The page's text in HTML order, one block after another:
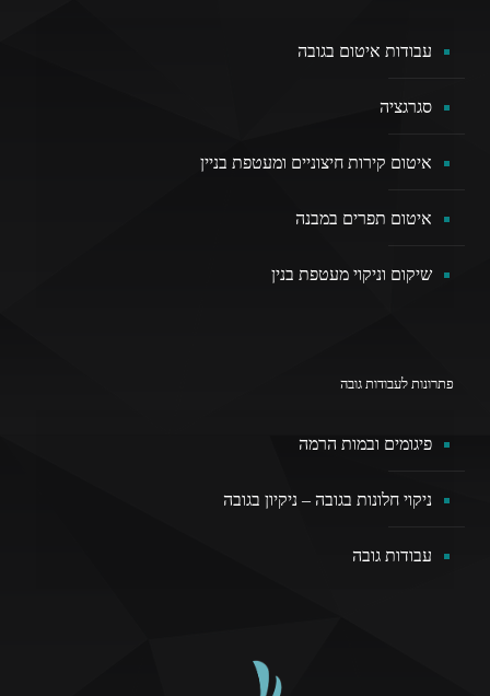
עבודות איטום בגובה
סגרגציה
איטום קירות חיצוניים ומעטפת בניין
איטום תפרים במבנה
שיקום וניקוי מעטפת בנין
פתרונות לעבודות גובה
פיגומים ובמות הרמה
ניקוי חלונות בגובה – ניקיון בגובה
עבודות גובה